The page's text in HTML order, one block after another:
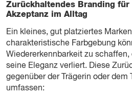
Zurückhaltendes Branding für
Akzeptanz im Alltag
Ein kleines, gut platziertes
charakteristische Farbgebung
Wiedererkennbarkeit zu schaffen,
seine Eleganz verliert. Diese
gegenüber der Trägerin oder dem
umfassen: